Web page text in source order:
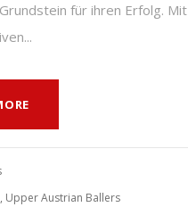
für ihren Erfolg. Mit
, Upper Austrian Ballers